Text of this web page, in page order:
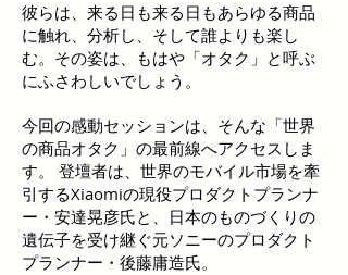
彼らは、来る日も来る日もあらゆる商品
に触れ、分析し、そして誰よりも楽し
む。その姿は、もはや「オタク」と呼ぶ
にふさわしいでしょう。
今回の感動セッションは、そんな「世界
の商品オタク」の最前線へアクセスしま
す。 登壇者は、世界のモバイル市場を牽
引するXiaomiの現役プロダクトプランナ
ー・安達晃彦氏と、日本のものづくりの
遺伝子を受け継ぐ元ソニーのプロダクト
プランナー・後藤庸造氏。